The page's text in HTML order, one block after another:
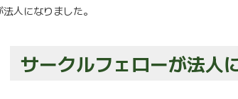
人になりました。
サークルフェローが法人